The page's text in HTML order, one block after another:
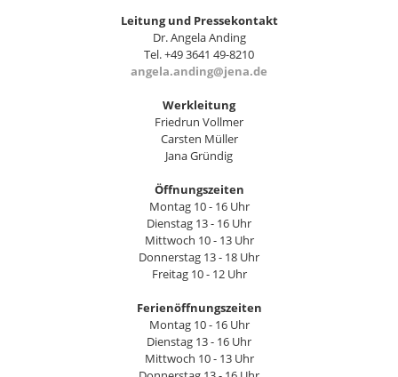
Leitung und Pressekontakt
Dr. Angela Anding
Tel. +49 3641 49-8210
angela.anding@jena.de
Werkleitung
Friedrun Vollmer
Carsten Müller
Jana Gründig
Öffnungszeiten
Montag 10 - 16 Uhr
Dienstag 13 - 16 Uhr
Mittwoch 10 - 13 Uhr
Donnerstag 13 - 18 Uhr
Freitag 10 - 12 Uhr
Ferienöffnungszeiten
Montag 10 - 16 Uhr
Dienstag 13 - 16 Uhr
Mittwoch 10 - 13 Uhr